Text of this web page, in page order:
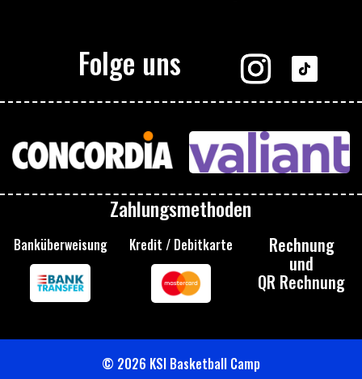
Folge uns
Zahlungsmethoden
Banküberweisung Kredit / Debitkarte Rechnung
und
QR Rechnung
© 2026 KSI Basketball Camp